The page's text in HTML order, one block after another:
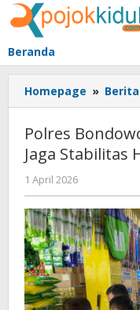
Lewati
ke
konten
Beranda
Homepage » Berita
Polres
Jaga Stabilitas
1 April 2026